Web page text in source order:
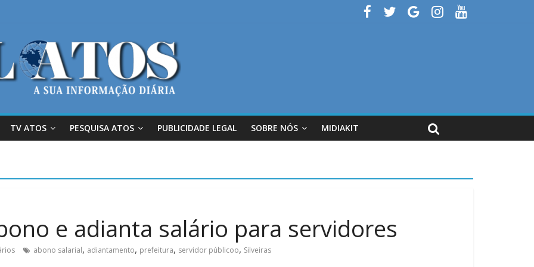
TV ATOS PESQUISA ATOS PUBLICIDADE LEGAL SOBRE NÓS MIDIAKIT
e adianta salário para servidores
abono salarial, adiantamento, prefeitura, servidor públicoo, Silveiras